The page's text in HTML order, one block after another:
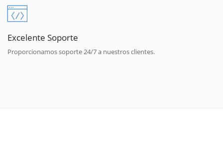
Excelente Soporte
Proporcionamos soporte 24/7 a nuestros clientes.